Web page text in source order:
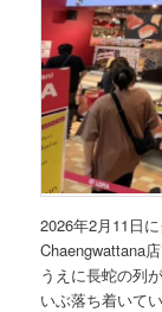
2026年2月11日
Chaengwattana
うえに長蛇の列
いぶ落ち着いてい